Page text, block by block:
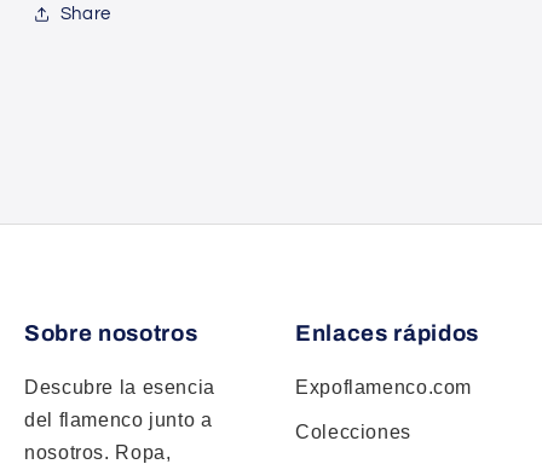
Share
Sobre nosotros
Descubre la esencia
del flamenco junto a
nosotros. Ropa,
Enlaces rápidos
Expoflamenco.com
Colecciones